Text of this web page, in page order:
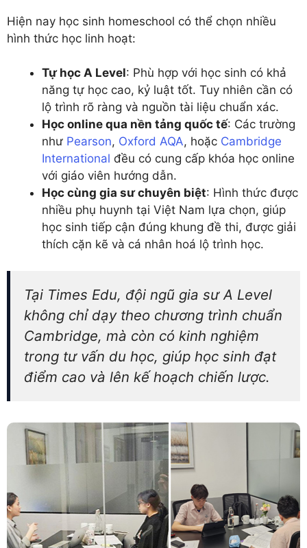
Hiện nay học sinh homeschool có thể chọn nhiều
hình thức học linh hoạt:
Tự học A Level: Phù hợp với học sinh có khả
năng tự học cao, kỷ luật tốt. Tuy nhiên cần có
lộ trình rõ ràng và nguồn tài liệu chuẩn xác.
Học online qua nền tảng quốc tế: Các trường
như Pearson, Oxford AQA, hoặc Cambridge
International đều có cung cấp khóa học online
với giáo viên hướng dẫn.
Học cùng gia sư chuyên biệt: Hình thức được
nhiều phụ huynh tại Việt Nam lựa chọn, giúp
học sinh tiếp cận đúng khung đề thi, được giải
thích cặn kẽ và cá nhân hoá lộ trình học.
Tại Times Edu, đội ngũ gia sư A Level
không chỉ dạy theo chương trình chuẩn
Cambridge, mà còn có kinh nghiệm
trong tư vấn du học, giúp học sinh đạt
điểm cao và lên kế hoạch chiến lược.